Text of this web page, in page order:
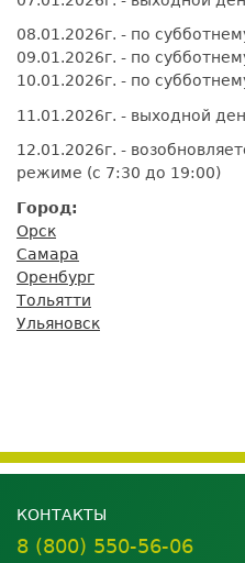
08.01.2026г. - по
09.01.2026г. - по
10.01.2026г. - по
11.01.2026г. - выходной
12.01.2026г. -
режиме (с 7:30 до 19:00)
Город:
Орск
Самара
Оренбург
Тольятти
Ульяновск
КОНТАКТЫ
8 (800) 550-56-06